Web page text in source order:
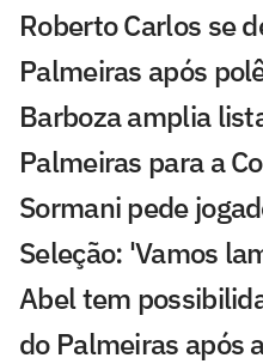
Roberto Carlos se
Palmeiras após
Barboza amplia
Palmeiras para a
Sormani pede
Seleção: 'Vamos
Abel tem
do Palmeiras após